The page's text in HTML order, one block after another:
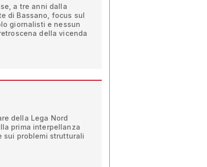
a tre anni dalla
di Bassano, focus sul
giornalisti e nessun
della vicenda
della Lega Nord
prima interpellanza
sui problemi strutturali